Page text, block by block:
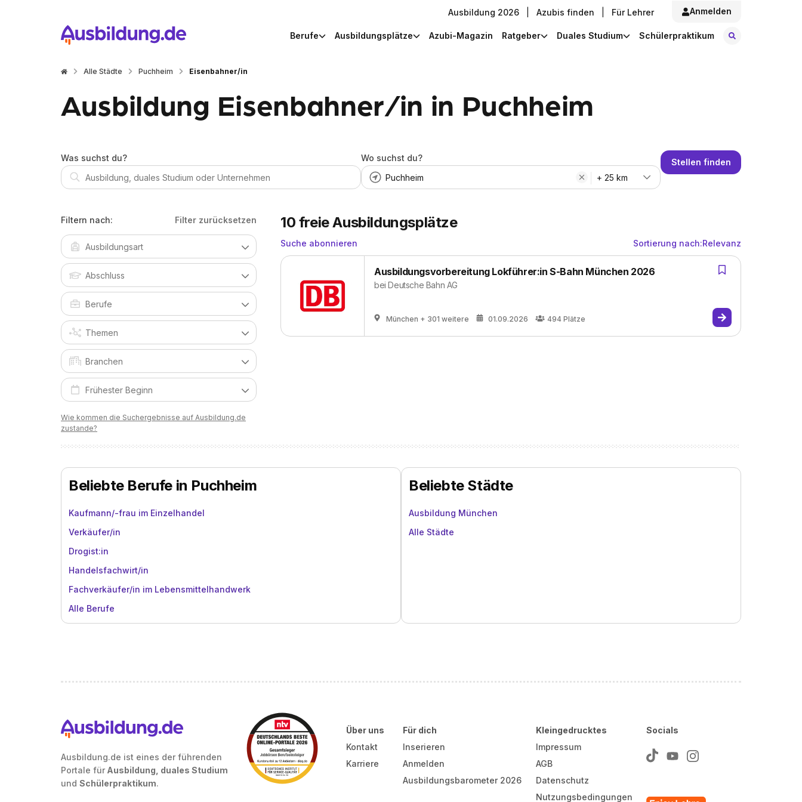
Ausbildung 2026 Azubis finden Für Lehrer Anmelden
Berufe Ausbildungsplätze Azubi-Magazin Ratgeber Duales Studium Schülerpraktikum
Alle Städte Puchheim Eisenbahner/in
Ausbildung Eisenbahner/in in Puchheim
Was suchst du?
Wo suchst du?
+ 25 km
Stellen finden
Filtern nach: Filter zurücksetzen
Wie kommen die Suchergebnisse auf Ausbildung.de
zustande?
10 freie Ausbildungsplätze
Suche abonnieren Sortierung nach:Relevanz
Ausbildungsvorbereitung Lokführer:in S-Bahn München 2026
beiDeutsche Bahn AG
München + 301 weitere 01.09.2026 494 Plätze
Beliebte Berufe in Puchheim
Kaufmann/-frau im Einzelhandel
Verkäufer/in
Drogist:in
Handelsfachwirt/in
Fachverkäufer/in im Lebensmittelhandwerk
Alle Berufe
Beliebte Städte
Ausbildung München
Alle Städte
Ausbildung.de ist eines der führenden
Portale für Ausbildung, duales Studium
und Schülerpraktikum.
Über uns
Kontakt
Karriere
Für dich
Inserieren
Anmelden
Ausbildungsbarometer 2026
Kleingedrucktes
Impressum
AGB
Datenschutz
Nutzungsbedingungen
Socials